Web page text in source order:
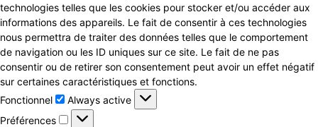
technologies telles que les cookies pour stocker et/ou accéder aux
informations des appareils. Le fait de consentir à ces technologies
nous permettra de traiter des données telles que le comportement
de navigation ou les ID uniques sur ce site. Le fait de ne pas
consentir ou de retirer son consentement peut avoir un effet négatif
sur certaines caractéristiques et fonctions.
Fonctionnel
Fonctionnel
Always active
Préférences
Préférences